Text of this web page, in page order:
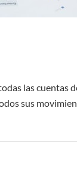
las cuentas
sus